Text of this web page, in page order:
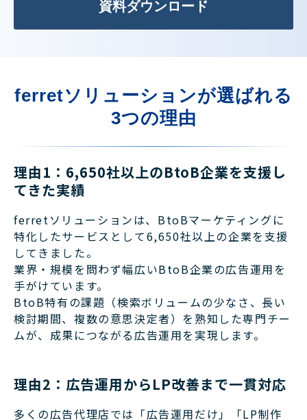
資料ダウンロード
ferretソリューションが選ばれる
3つの理由
理由1：6,650社以上のBtoB企業を支援し
てきた実績
ferretソリューションは、BtoBマーケティングに
特化したサービスとして6,650社以上の企業を支援
してきました。
業界・規模を問わず幅広いBtoB企業の広告運用を
手がけています。
BtoB特有の課題（検索ボリュームの少なさ、長い
検討期間、複数の意思決定者）を熟知した専門チー
ムが、成果につながる広告運用を実現します。
理由2：広告運用からLP改善まで一貫対応
多くの広告代理店では「広告運用だけ」「LP制作